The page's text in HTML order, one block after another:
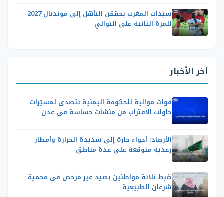
سيدات المغرب يحققن التأهل إلى مونديال 2027
للمرة الثانية على التوالي
آخر الأخبار
قوات موالية للحكومة اليمنية تتصدى لمسيّرات
حاولت الاقتراب من منشآت حساسة في عدن
الأرصاد: أجواء حارة إلى شديدة الحرارة وأمطار
رعدية متوقعة على عدة مناطق
ضبط ثلاثة مواطنين بصيد غير مرخص في محمية
شرعان الطبيعية